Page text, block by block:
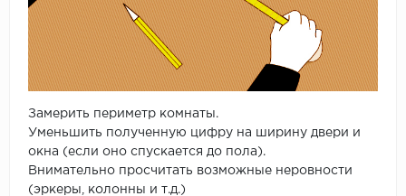
Замерить периметр комнаты.
Уменьшить полученную цифру на ширину двери и
окна (если оно спускается до пола).
Внимательно просчитать возможные неровности
(эркеры, колонны и т.д.)